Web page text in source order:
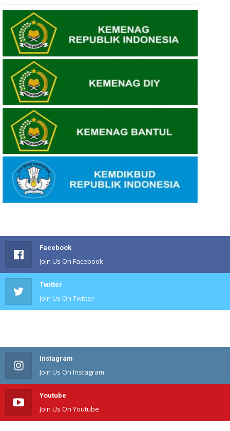
Facebook
Join Us On Facebook
Twitter
Join Us On Twitter
Instagram
Join Us On Instagram
Youtube
Join Us On Youtube